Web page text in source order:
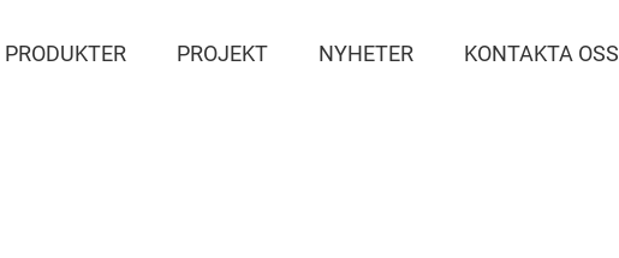
PRODUKTER PROJEKT NYHETER KONTAKTA OSS